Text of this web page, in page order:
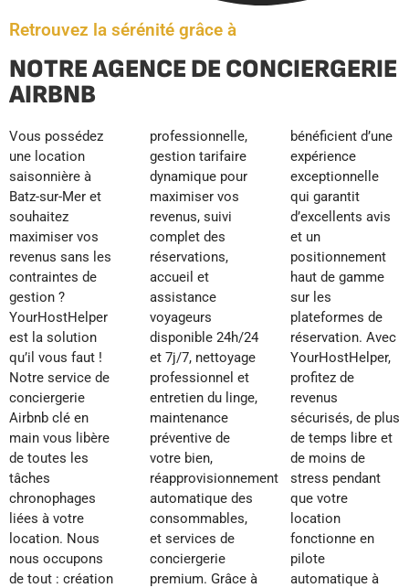
Retrouvez la sérénité grâce à
NOTRE AGENCE DE CONCIERGERIE
AIRBNB
Vous possédez
une location
saisonnière à
Batz-sur-Mer et
souhaitez
maximiser vos
revenus sans les
contraintes de
gestion ?
YourHostHelper
est la solution
qu’il vous faut !
Notre service de
conciergerie
Airbnb clé en
main vous libère
de toutes les
tâches
chronophages
liées à votre
location. Nous
nous occupons
de tout : création
professionnelle,
gestion tarifaire
dynamique pour
maximiser vos
revenus, suivi
complet des
réservations,
accueil et
assistance
voyageurs
disponible 24h/24
et 7j/7, nettoyage
professionnel et
entretien du linge,
maintenance
préventive de
votre bien,
réapprovisionnement
automatique des
consommables,
et services de
conciergerie
premium. Grâce à
bénéficient d’une
expérience
exceptionnelle
qui garantit
d’excellents avis
et un
positionnement
haut de gamme
sur les
plateformes de
réservation. Avec
YourHostHelper,
profitez de
revenus
sécurisés, de plus
de temps libre et
de moins de
stress pendant
que votre
location
fonctionne en
pilote
automatique à